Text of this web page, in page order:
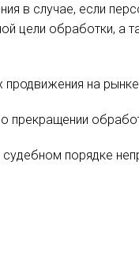
в случае, если
цели обработки, а
на
прекращении
порядке